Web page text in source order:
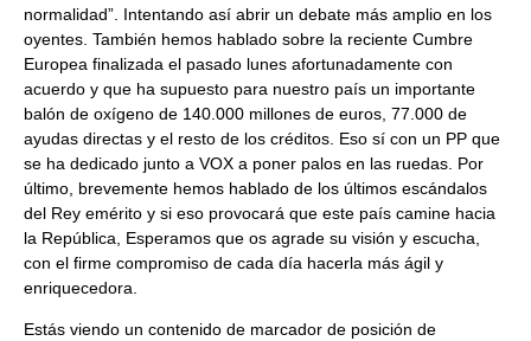
normalidad”. Intentando así abrir un debate más amplio en los
oyentes. También hemos hablado sobre la reciente Cumbre
Europea finalizada el pasado lunes afortunadamente con
acuerdo y que ha supuesto para nuestro país un importante
balón de oxígeno de 140.000 millones de euros, 77.000 de
ayudas directas y el resto de los créditos. Eso sí con un PP que
se ha dedicado junto a VOX a poner palos en las ruedas. Por
último, brevemente hemos hablado de los últimos escándalos
del Rey emérito y si eso provocará que este país camine hacia
la República, Esperamos que os agrade su visión y escucha,
con el firme compromiso de cada día hacerla más ágil y
enriquecedora.
Estás viendo un contenido de marcador de posición de